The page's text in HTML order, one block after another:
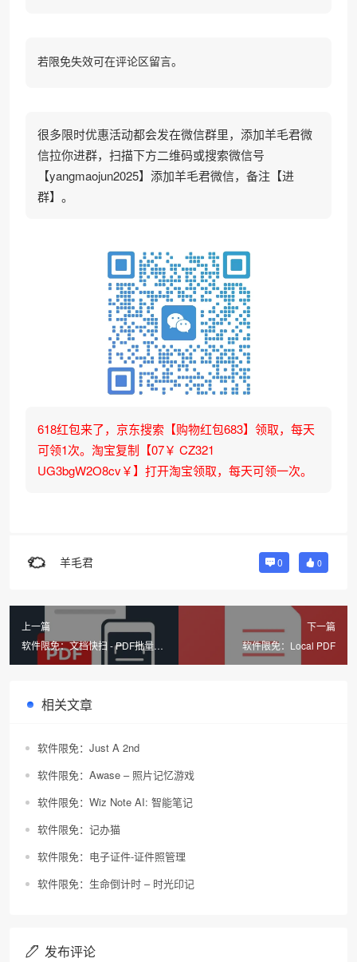
若限免失效可在评论区留言。
很多限时优惠活动都会发在微信群里，添加羊毛君微
信拉你进群，扫描下方二维码或搜索微信号
【yangmaojun2025】添加羊毛君微信，备注【进
群】。
618红包来了，京东搜索【购物红包683】领取，每天
可领1次。淘宝复制【07￥ CZ321
UG3bgW2O8cv￥】打开淘宝领取，每天可领一次。
羊毛君 0 0
上一篇
软件限免：文档快扫 - PDF批量扫
描编辑 & OCR文字识别提取导出
下一篇
软件限免：Local PDF
相关文章
软件限免：Just A 2nd
软件限免：Awase – 照片记忆游戏
软件限免：Wiz Note AI: 智能笔记
软件限免：记办猫
软件限免：电子证件-证件照管理
软件限免：生命倒计时 – 时光印记
发布评论